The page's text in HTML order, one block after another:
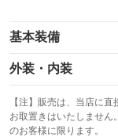
基本装備
エアバッグ：運転席
：装備あり
：装備なし
サンルーフ
：装備なし
外装・内装
カーナビ：SDナビ
：装備あり
TV：フルセグ
：装備あり
【注】販売は、当店に
お取置きはいたしませ
のお客様に限ります。